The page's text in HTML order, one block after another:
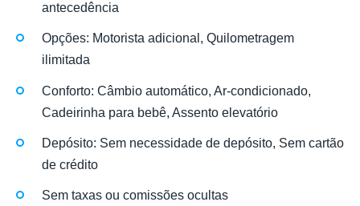
antecedência
Opções: Motorista adicional, Quilometragem
ilimitada
Conforto: Câmbio automático, Ar-condicionado,
Cadeirinha para bebê, Assento elevatório
Depósito: Sem necessidade de depósito, Sem cartão
de crédito
Sem taxas ou comissões ocultas